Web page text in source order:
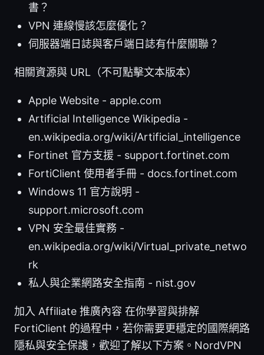
書？
VPN 連線慢該怎麼優化？
伺服器端日誌與客戶端日誌有什麼關聯？
相關資源與 URL（不可點擊文本版本）
Apple Website - apple.com
Artificial Intelligence Wikipedia -
en.wikipedia.org/wiki/Artificial_intelligence
Fortinet 官方支援 - support.fortinet.com
FortiClient 使用者手冊 - docs.fortinet.com
Windows 11 官方說明 -
support.microsoft.com
VPN 安全最佳實務 -
en.wikipedia.org/wiki/Virtual_private_netwo
rk
私人與企業網路安全指南 - nist.gov
加入 Affiliate 推廣內容 在你學習與排解
FortiClient 的過程中，若你需要更穩定的國際網路
隱私與安全保護，歡迎了解以下方案。NordVPN